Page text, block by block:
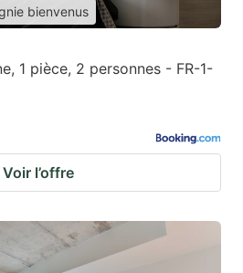
bienvenus
1 pièce, 2 personnes - FR-1-
Voir l’offre